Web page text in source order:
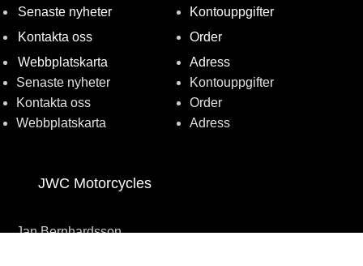
Senaste nyheter
Kontakta oss
Webbplatskarta
Senaste nyheter
Kontakta oss
Webbplatskarta
Kontouppgifter
Order
Adress
Kontouppgifter
Order
Adress
JWC Motorcycles
Jan Bernhardsson